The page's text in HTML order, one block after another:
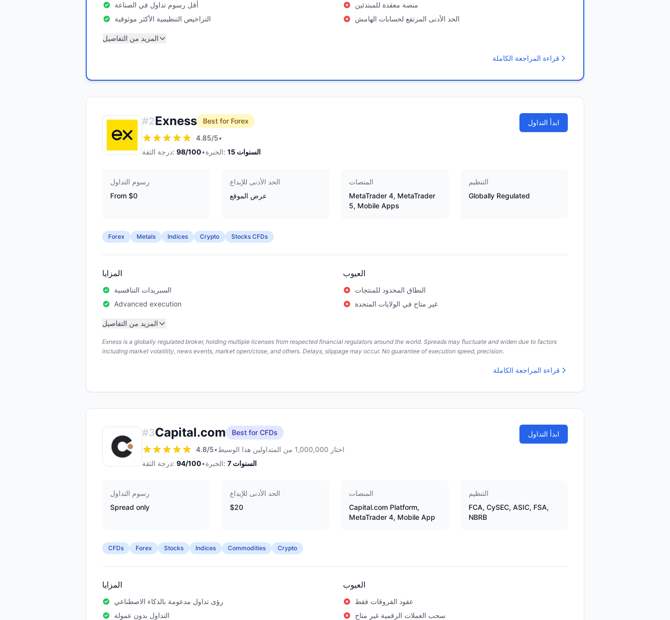
أقل رسوم تداول في الصناعة
التراخيص التنظيمية الأكثر موثوقية
منصة معقدة للمبتدئين
الحد الأدنى المرتفع لحسابات الهامش
المزيد من التفاصيل
قراءة المراجعة الكاملة
#2Exness
Best for Forex
4.85/5•
درجة الثقة: 98/100• الخبرة: 15 السنوات
ابدأ التداول
رسوم التداول
From $0
الحد الأدنى للإيداع
عرض الموقع
المنصات
MetaTrader 4, MetaTrader
5, Mobile Apps
التنظيم
Globally Regulated
Forex Metals Indices Crypto Stocks CFDs
المزايا
السبريدات التنافسية
Advanced execution
العيوب
النطاق المحدود للمنتجات
غير متاح في الولايات المتحدة
المزيد من التفاصيل
Exness is a globally regulated broker, holding multiple licenses from respected financial regulators around the world. Spreads may fluctuate and widen due to factors
including market volatility, news events, market open/close, and others. Delays, slippage may occur. No guarantee of execution speed, precision.
قراءة المراجعة الكاملة
#3Capital.com
Best for CFDs
4.8/5•
اختار 1,000,000 من المتداولين هذا الوسيط
درجة الثقة: 94/100• الخبرة: 7 السنوات
ابدأ التداول
رسوم التداول
Spread only
الحد الأدنى للإيداع
$20
المنصات
Capital.com Platform,
MetaTrader 4, Mobile App
التنظيم
FCA, CySEC, ASIC, FSA,
NBRB
CFDs Forex Stocks Indices Commodities Crypto
المزايا
رؤى تداول مدعومة بالذكاء الاصطناعي
التداول بدون عمولة
العيوب
عقود الفروقات فقط
سحب العملات الرقمية غير متاح